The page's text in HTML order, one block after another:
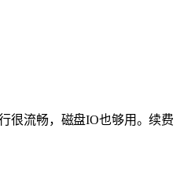
很流畅，磁盘IO也够用。续费